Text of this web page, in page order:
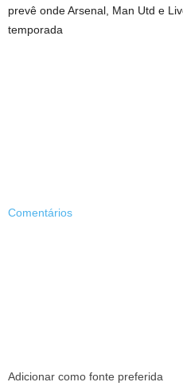
prevê onde Arsenal, Man Utd e
temporada
Comentários
Adicionar como fonte preferida